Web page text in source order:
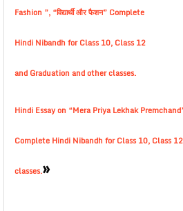
Fashion ”, “विद्यार्थी और फैशन” Complete
Hindi Nibandh for Class 10, Class 12
and Graduation and other classes.
Hindi Essay on “Mera Priya Lekhak
Complete Hindi Nibandh for Class 10, Class
classes.»